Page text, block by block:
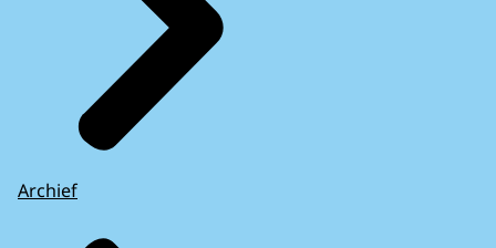
Archief